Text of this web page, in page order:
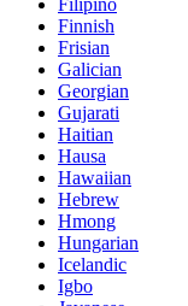
Filipino
Finnish
Frisian
Galician
Georgian
Gujarati
Haitian
Hausa
Hawaiian
Hebrew
Hmong
Hungarian
Icelandic
Igbo